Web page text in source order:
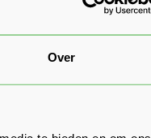
Over